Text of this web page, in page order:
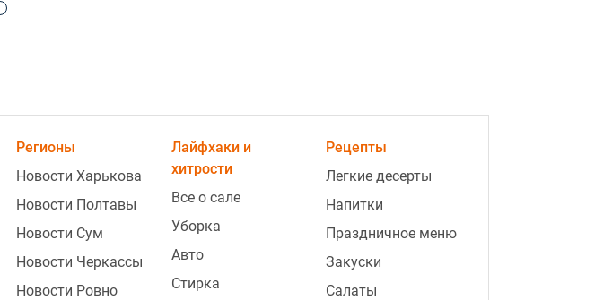
Регионы
Новости Харькова
Новости Полтавы
Новости Сум
Новости Черкассы
Новости Ровно
Лайфхаки и
хитрости
Все о сале
Уборка
Авто
Стирка
Рецепты
Легкие десерты
Напитки
Праздничное меню
Закуски
Салаты